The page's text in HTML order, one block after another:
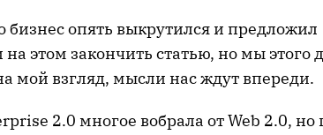
бизнес опять выкрутился и предложил
на этом закончить статью, но мы этого
мой взгляд, мысли нас ждут впереди.
2.0 многое вобрала от Web 2.0, но